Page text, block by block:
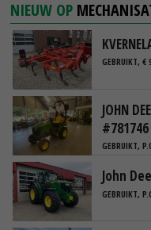
NIEUW OP
GEBRUIKT, €
JOHN
#781746
GEBRUIKT,
John
GEBRUIKT,